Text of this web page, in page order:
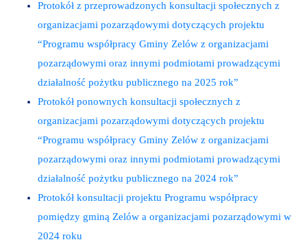
Protokół z przeprowadzonych konsultacji społecznych z
organizacjami pozarządowymi dotyczących projektu
“Programu współpracy Gminy Zelów z organizacjami
pozarządowymi oraz innymi podmiotami prowadzącymi
działalność pożytku publicznego na 2025 rok”
Protokół ponownych konsultacji społecznych z
organizacjami pozarządowymi dotyczących projektu
“Programu współpracy Gminy Zelów z organizacjami
pozarządowymi oraz innymi podmiotami prowadzącymi
działalność pożytku publicznego na 2024 rok”
Protokół konsultacji projektu Programu współpracy
pomiędzy gminą Zelów a organizacjami pozarządowymi w
2024 roku